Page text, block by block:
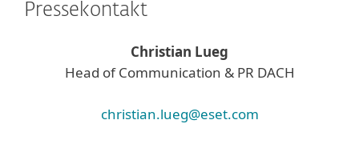
Pressekontakt
Christian Lueg
Head of Communication & PR DACH
christian.lueg@eset.com